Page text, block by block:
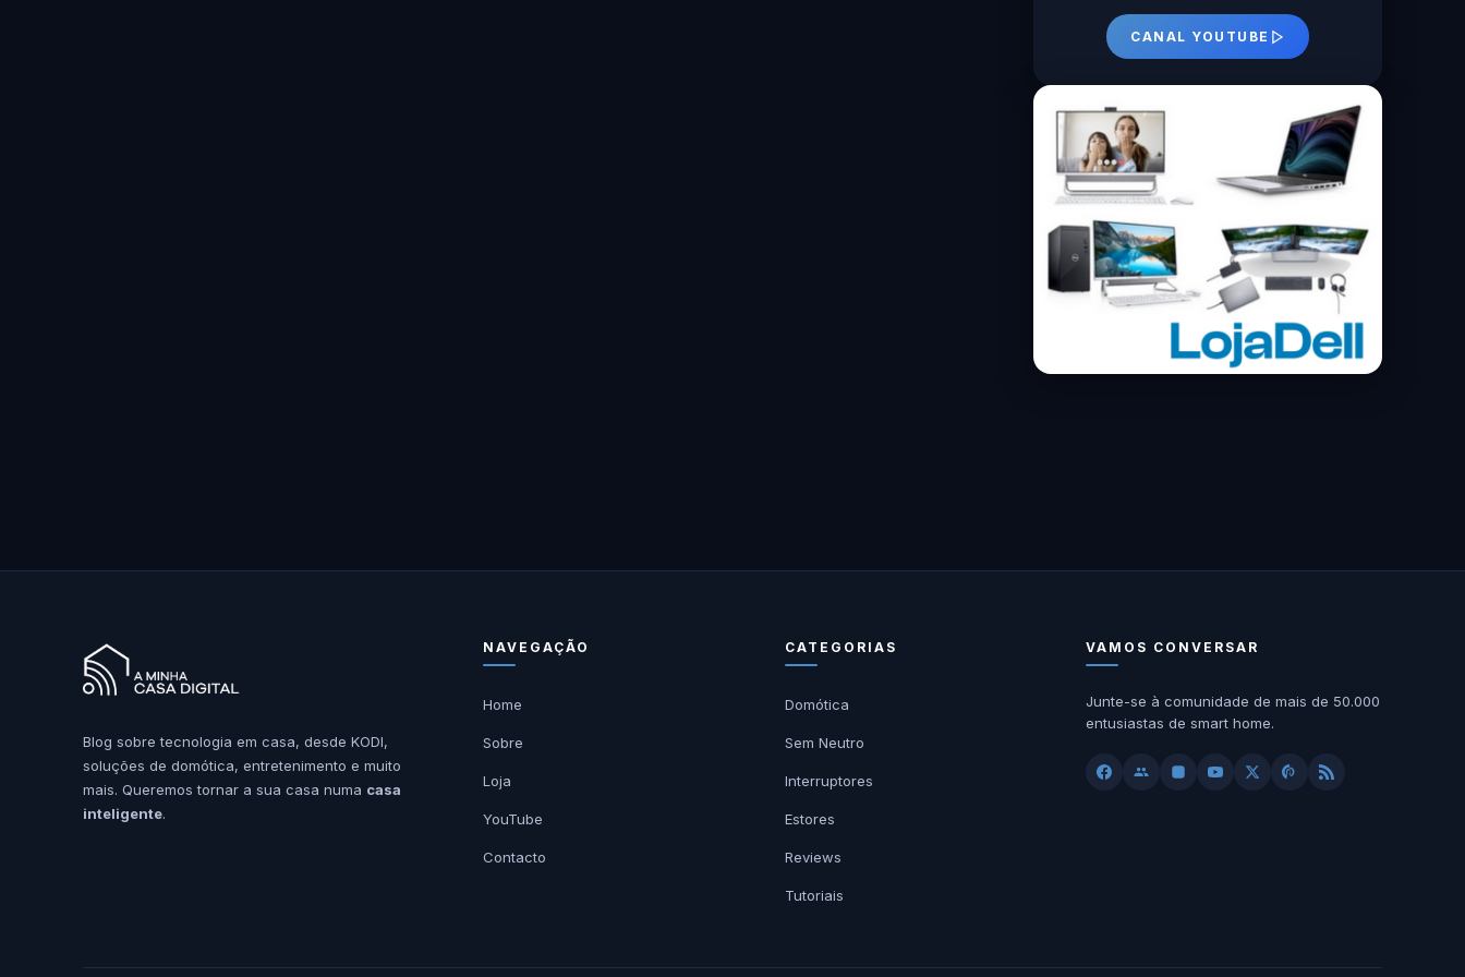
CANAL YOUTUBE
Blog sobre tecnologia em casa, desde KODI,
soluções de domótica, entretenimento e muito
mais. Queremos tornar a sua casa numa casa
inteligente.
NAVEGAÇÃO
Home
Sobre
Loja
YouTube
Contacto
CATEGORIAS
Domótica
Sem Neutro
Interruptores
Estores
Reviews
Tutoriais
VAMOS CONVERSAR
Junte-se à comunidade de mais de 50.000
entusiastas de smart home.